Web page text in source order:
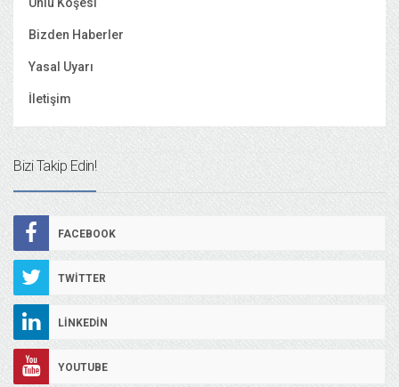
Bizden Haberler
Yasal Uyarı
İletişim
Bizi Takip Edin!
FACEBOOK
TWITTER
LINKEDIN
YOUTUBE